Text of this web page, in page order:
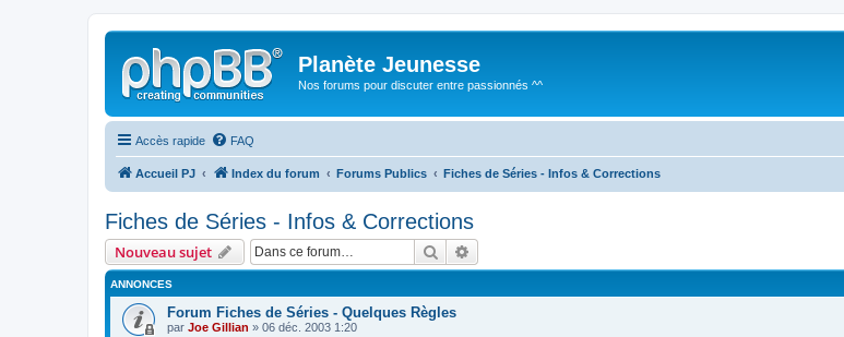
Planète Jeunesse
Nos forums pour discuter entre passionnés ^^
Accès rapide FAQ
Accueil PJ Index du forum Forums Publics Fiches de Séries - Infos & Corrections
Fiches de Séries - Infos & Corrections
Nouveau sujet Rechercher
ANNONCES
Forum Fiches de Séries - Quelques Règles
par Joe Gillian » 06 déc. 2003 1:20